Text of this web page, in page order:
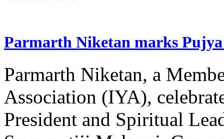
Parmarth Niketan marks
Parmarth Niketan, a
Association (IYA),
President and Spiritual